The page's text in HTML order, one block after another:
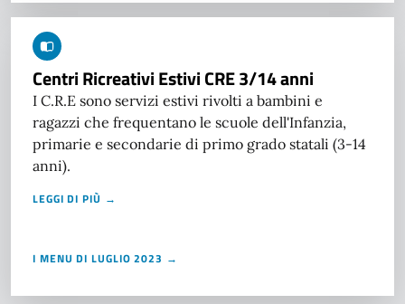
Centri Ricreativi Estivi CRE 3/14 anni
I C.R.E sono servizi estivi rivolti a bambini e
ragazzi che frequentano le scuole dell'Infanzia,
primarie e secondarie di primo grado statali (3-14
anni).
LEGGI DI PIÙ →
I MENU DI LUGLIO 2023 →